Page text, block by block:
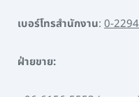
เบอร์โทรสำนักงาน: 0-
ฝ่ายขาย: